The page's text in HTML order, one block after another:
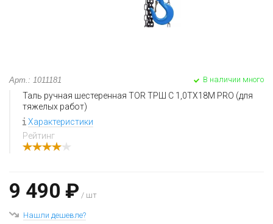
Арт.: 1011181 В наличии много
Таль ручная шестеренная TOR ТРШ C 1,0ТХ18М PRO (для
тяжелых работ)
Характеристики
Рейтинг
9 490 ₽ / шт
Нашли дешевле?